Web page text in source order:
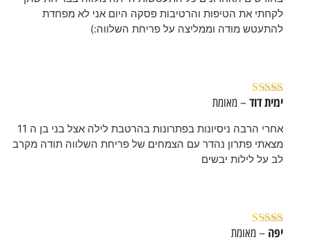
לקחתי את הטיפות והרטיבות פסקה היום אני לא מפחדת
להתעטש מודה וממליצה על פריחת השלווה:)
דורג5מתוך 5ימית דוד– מאומת
אחרי הרבה ניסיונות בפתרונות בהרטבת לילה אצל בני בן ה 11
מצאתי פתרון נהדר עם הצמחים של פריחת השלווה תודה מקרב
לב על לילות יבשים
דורג5 מתוך 5 יפה – מאומת